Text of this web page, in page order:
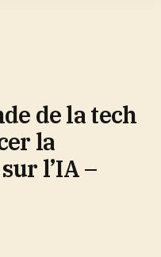
de la tech
la
l’IA –